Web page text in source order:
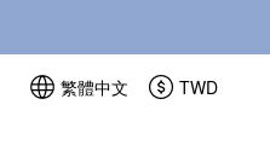
繁體中文 TWD